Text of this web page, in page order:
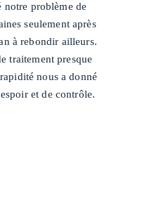
notre problème de
seulement après
à rebondir ailleurs.
traitement presque
nous a donné
et de contrôle.